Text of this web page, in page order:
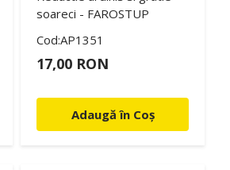
soareci - FAROSTUP
Cod:AP1351
17,00 RON
Adaugă în Coș